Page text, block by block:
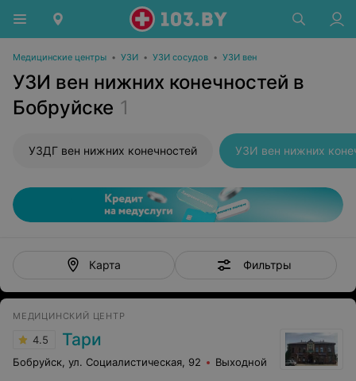
Медицинские центры • УЗИ • УЗИ сосудов • УЗИ вен
УЗИ вен нижних конечностей в
Бобруйске 1
УЗДГ вен нижних конечностей УЗИ вен нижних
Карта Фильтры
МЕДИЦИНСКИЙ ЦЕНТР
4.5 Тари
Бобруйск, ул. Социалистическая, 92 Выходной